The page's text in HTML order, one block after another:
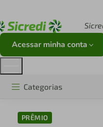
Acessar minha conta
Categorias
PRÊMIO